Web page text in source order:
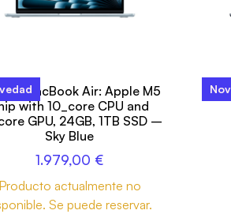
inch MacBook Air: Apple M5
with 10_core CPU and
GPU, 24GB, 1TB SSD –
Sky Blue
1.979,00 €
Producto actualmente no
Se puede reservar.